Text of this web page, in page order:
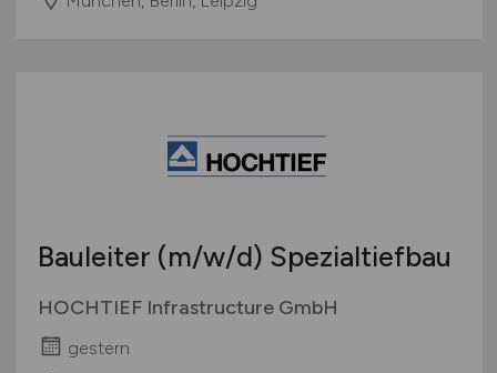
Bauleiter (m/w/d) Spezialtiefbau
HOCHTIEF Infrastructure GmbH
gestern